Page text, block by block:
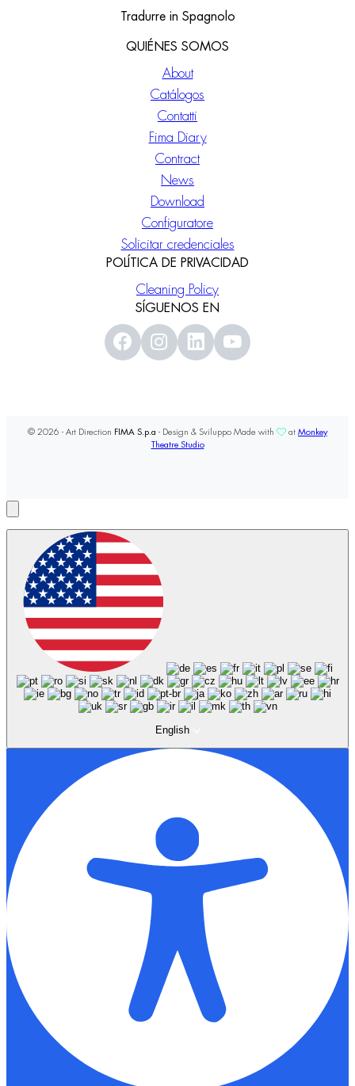
Tradurre in Spagnolo
QUIÉNES SOMOS
About
Catálogos
Contatti
Fima Diary
Contract
News
Download
Configuratore
Solicitar credenciales
POLÍTICA DE PRIVACIDAD
Cleaning Policy
SÍGUENOS EN
© 2026 - Art Direction FIMA S.p.a - Design & Sviluppo Made with at Monkey
Theatre Studio
English